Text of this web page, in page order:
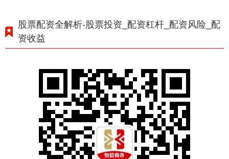
股票配资全解析-股票投资_配资杠杆_配资风险_配
资收益